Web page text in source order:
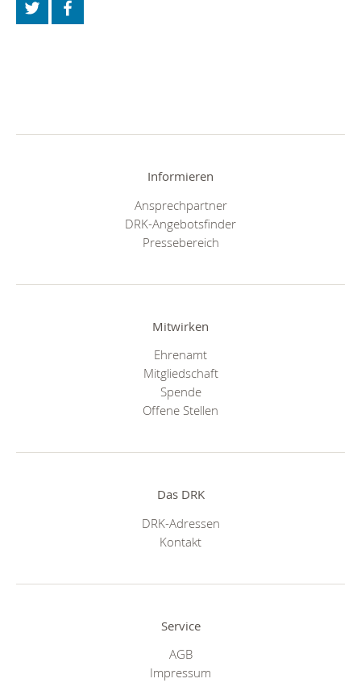
Informieren
Ansprechpartner
DRK-Angebotsfinder
Pressebereich
Mitwirken
Ehrenamt
Mitgliedschaft
Spende
Offene Stellen
Das DRK
DRK-Adressen
Kontakt
Service
AGB
Impressum